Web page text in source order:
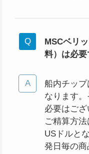
MSCベリ
料）は必要
船内チッ
なります。
必要はござ
ご精算方
USドルと
発日毎の